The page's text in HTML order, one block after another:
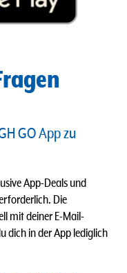
GO App zu
App-Deals und
Die
mit deiner E-Mail-
dich in der App lediglich